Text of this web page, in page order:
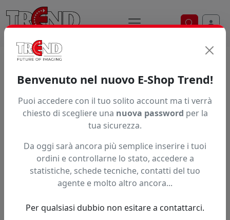
Ricerca
FOTOCELLULA REFLEX ORIGINALE XLAM
Benvenuto nel nuovo E-Shop Trend!
Puoi accedere con il tuo solito account ma ti verrà
chiesto di scegliere una nuova password per la
tua sicurezza.
Da oggi sarà ancora più semplice inserire i tuoi
ordini e controllarne lo stato, accedere a
statistiche, schede tecniche, contatti del tuo
agente e molto altro ancora...
Per qualsiasi dubbio non esitare a contattarci.